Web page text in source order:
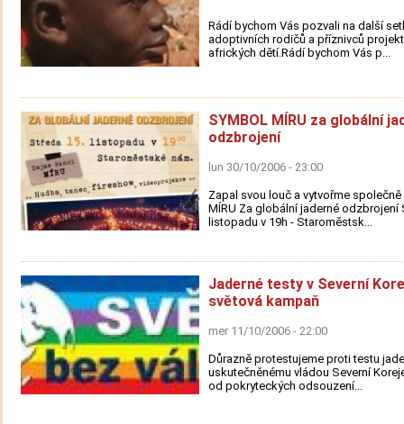
Rádí bychom Vás pozvali na další
adoptivních rodičů a příznivců
afrických dětí.Rádí bychom Vás p...
SYMBOL MÍRU za globální
odzbrojení
lun 30/10/2006 - 23:00
Zapal svou louč a vytvořme společně
MÍRU Za globální jaderné odzbrojení
listopadu v 19h - Staroměstsk...
Jaderné testy v Severní
světová kampaň
mer 11/10/2006 - 22:00
Důrazně protestujeme proti testu
uskutečněnému vládou Severní
od pokryteckých odsouzení...